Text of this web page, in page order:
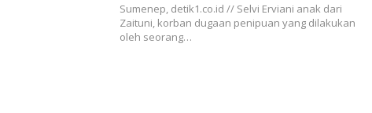
Sumenep, detik1.co.id // Selvi Erviani anak dari
Zaituni, korban dugaan penipuan yang dilakukan
oleh seorang…